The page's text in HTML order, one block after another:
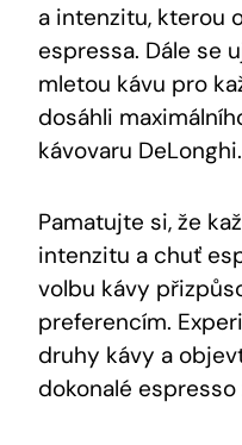
a intenzitu, kterou
espressa. Dále se
mletou kávu pro
dosáhli
kávovaru DeLonghi.
Pamatujte si, že
intenzitu a chuť
volbu kávy
preferencím.
druhy kávy a
dokonalé